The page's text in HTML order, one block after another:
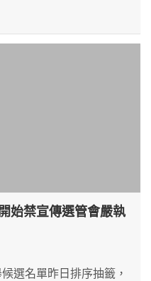
始禁宣傳選管會嚴執
選名單昨日排序抽籤，